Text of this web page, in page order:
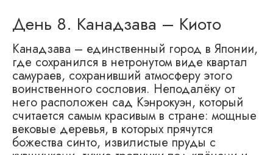
День 8. Канадзава – Киото
Канадзава – единственный город в Японии,
где сохранился в нетронутом виде квартал
самураев, сохранивший атмосферу этого
воинственного сословия. Неподалёку от
него расположен сад Кэнрокуэн, который
считается самым красивым в стране: мощные
вековые деревья, в которых прячутся
божества синто, извилистые пруды с